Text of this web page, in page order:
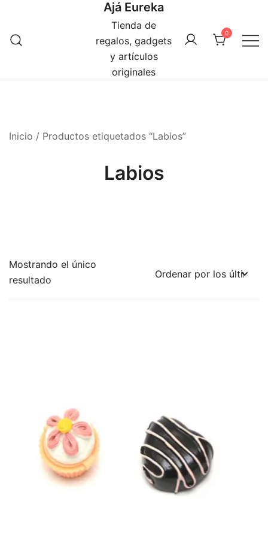
contenido
Ajá Eureka
Tienda de
regalos, gadgets
y artículos
originales
0
Inicio / Productos etiquetados “Labios”
Labios
Mostrando el único
resultado